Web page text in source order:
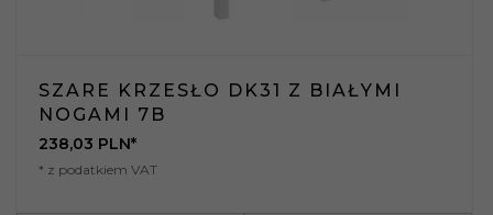
SZARE KRZESŁO DK31 Z BIAŁYMI
NOGAMI 7B
238,03 PLN*
* z podatkiem VAT